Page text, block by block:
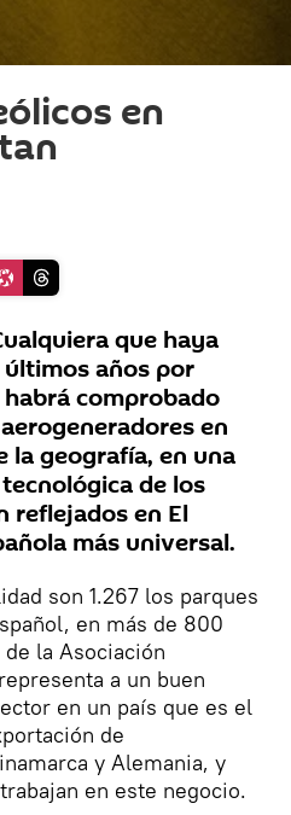
en
que haya
años por
comprobado
en
la geografía, en una
de los
reflejados en El
más universal.
son 1.267 los parques
en más de 800
la Asociación
a un buen
en un país que es el
de
y Alemania, y
en este negocio.